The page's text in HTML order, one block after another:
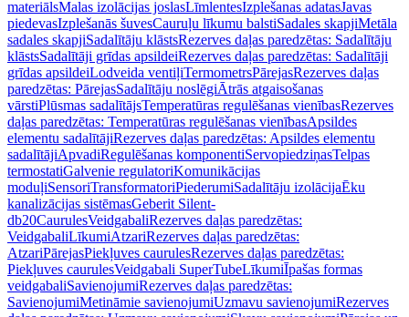
materiālsMalas izolācijas joslasLīmlentesIzplešanas adatasJavas
piedevasIzplešanās šuvesCauruļu līkumu balstiSadales skapjiMetāla
sadales skapjiSadalītāju klāstsRezerves daļas paredzētas: Sadalītāju
klāstsSadalītāji grīdas apsildeiRezerves daļas paredzētas: Sadalītāji
grīdas apsildeiLodveida ventiļiTermometrsPārejasRezerves daļas
paredzētas: PārejasSadalītāju noslēgiĀtrās atgaisošanas
vārstiPlūsmas sadalītājsTemperatūras regulēšanas vienībasRezerves
daļas paredzētas: Temperatūras regulēšanas vienībasApsildes
elementu sadalītājiRezerves daļas paredzētas: Apsildes elementu
sadalītājiApvadiRegulēšanas komponentiServopiedziņasTelpas
termostatiGalvenie regulatoriKomunikācijas
moduļiSensoriTransformatoriPiederumiSadalītāju izolācijaĒku
kanalizācijas sistēmasGeberit Silent-
db20CaurulesVeidgabaliRezerves daļas paredzētas:
VeidgabaliLīkumiAtzariRezerves daļas paredzētas:
AtzariPārejasPiekļuves caurulesRezerves daļas paredzētas:
Piekļuves caurulesVeidgabali SuperTubeLīkumiĪpašas formas
veidgabaliSavienojumiRezerves daļas paredzētas:
SavienojumiMetināmie savienojumiUzmavu savienojumiRezerves